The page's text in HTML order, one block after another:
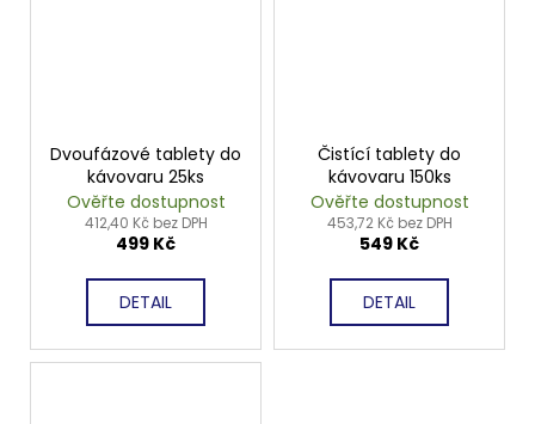
Dvoufázové tablety do
kávovaru 25ks
Ověřte dostupnost
412,40 Kč bez DPH
499 Kč
DETAIL
Čistící tablety do
kávovaru 150ks
Ověřte dostupnost
453,72 Kč bez DPH
549 Kč
DETAIL